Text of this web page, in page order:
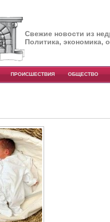
Свежие новости из
Политика, экономика,
ПРОИСШЕСТВИЯ ОБЩЕСТВО